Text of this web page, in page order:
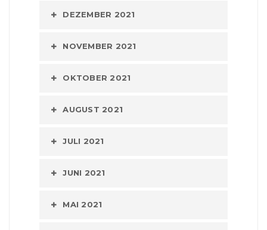
DEZEMBER 2021
NOVEMBER 2021
OKTOBER 2021
AUGUST 2021
JULI 2021
JUNI 2021
MAI 2021